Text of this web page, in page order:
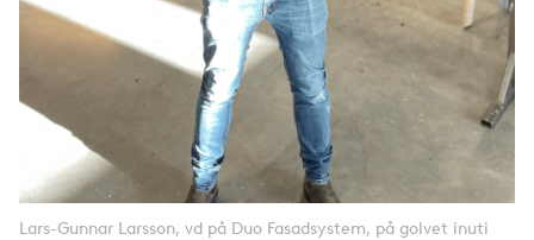
Lars-Gunnar Larsson, vd på Duo Fasadsystem, på golvet inuti